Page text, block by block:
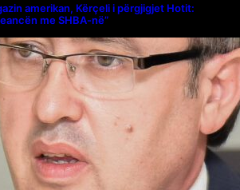
amerikan, Kërçeli i përgjigjet Hotit:
me SHBA-në”